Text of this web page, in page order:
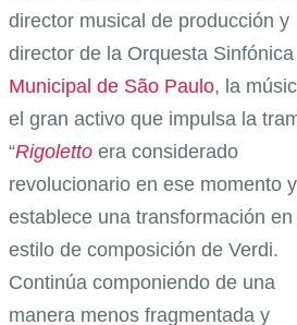
director musical de producción y
director de la Orquesta Sinfónica
Municipal de São Paulo, la
el gran activo que impulsa la
“Rigoletto era considerado
revolucionario en ese momento y
establece una transformación en
estilo de composición de Verdi.
Continúa componiendo de una
manera menos fragmentada y